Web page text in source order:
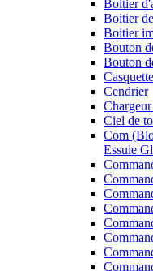
Boitier
Boitier
Boitier
Bouton
Bouton
Cendrier
Ciel de
Com
Essuie